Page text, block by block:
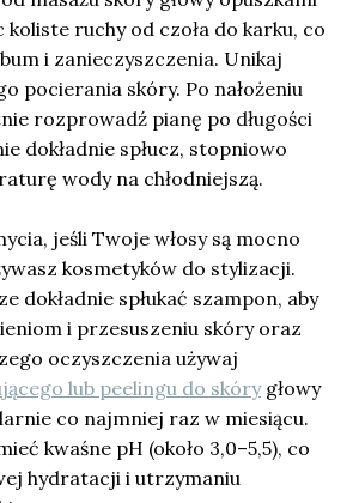
koliste ruchy od czoła do karku, co
i zanieczyszczenia. Unikaj
pocierania skóry. Po nałożeniu
rozprowadź pianę po długości
dokładnie spłucz, stopniowo
wody na chłodniejszą.
jeśli Twoje włosy są mocno
kosmetyków do stylizacji.
dokładnie spłukać szampon, aby
i przesuszeniu skóry oraz
oczyszczenia używaj
lub peelingu do skórygłowy
co najmniej raz w miesiącu.
kwaśne pH (około 3,0–5,5), co
hydratacji i utrzymaniu